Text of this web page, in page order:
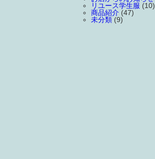
リユース学生服 (10)
商品紹介 (47)
未分類 (9)